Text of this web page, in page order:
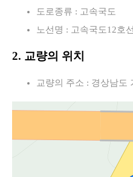
도로종류 : 고속국도
노선명 : 고속국도12호선
2. 교량의 위치
교량의 주소 : 경상남도